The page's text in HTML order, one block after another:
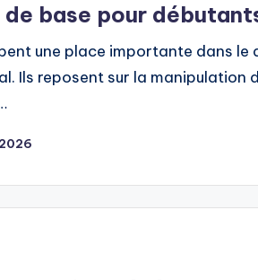
base pour
une place importante dans le
Ils reposent sur la manipulation